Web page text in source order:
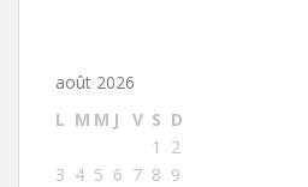
août 2026
L M M J V S D
1
2
3 4 5 6 7 8 9